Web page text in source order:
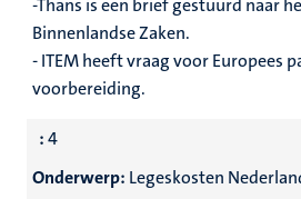
-Thans is een brief gestuurd naar
Binnenlandse Zaken.
- ITEM heeft vraag voor Europees
voorbereiding.
:4
Onderwerp: Legeskosten